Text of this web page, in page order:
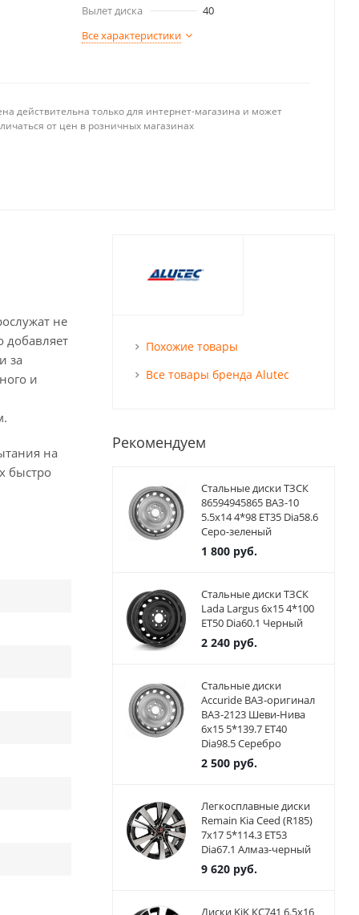
Вылет диска
40
Все характеристики
действительна только для интернет-магазина и может
от цен в розничных магазинах
не
добавляет
за
и
на
быстро
Похожие товары
Все товары бренда Alutec
Рекомендуем
Стальные диски ТЗСК
86594945865 ВАЗ-10
5.5x14 4*98 ET35 Dia58.6
Серо-зеленый
1 800руб.
Стальные диски ТЗСК
Lada Largus 6x15 4*100
ET50 Dia60.1 Черный
2 240руб.
Стальные диски
Accuride ВАЗ-оригинал
ВАЗ-2123 Шеви-Нива
6x15 5*139.7 ET40
Dia98.5 Серебро
2 500руб.
Легкосплавные диски
Remain Kia Ceed (R185)
7x17 5*114.3 ET53
Dia67.1 Алмаз-черный
9 620руб.
Диски KiK КС741 6.5x16